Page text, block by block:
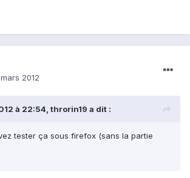
2012
à 22:54, throrin19 a dit :
tester ça sous firefox (sans la partie